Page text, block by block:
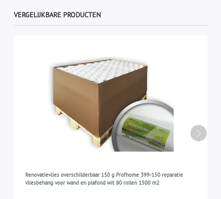
VERGELIJKBARE PRODUCTEN
Renovatievlies overschilderbaar 150 g Profhome 399-150 reparatie
vliesbehang voor wand en plafond wit 80 rollen 1500 m2